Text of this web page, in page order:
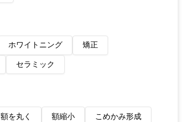
ホワイトニング 矯正
セラミック
額を丸く 額縮小 こめかみ形成